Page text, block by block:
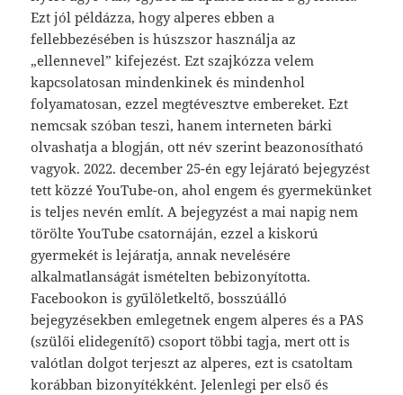
Ezt jól példázza, hogy alperes ebben a
fellebbezésében is húszszor használja az
„ellennevel” kifejezést. Ezt szajkózza velem
kapcsolatosan mindenkinek és mindenhol
folyamatosan, ezzel megtévesztve embereket. Ezt
nemcsak szóban teszi, hanem interneten bárki
olvashatja a blogján, ott név szerint beazonosítható
vagyok. 2022. december 25-én egy lejárató bejegyzést
tett közzé YouTube-on, ahol engem és gyermekünket
is teljes nevén említ. A bejegyzést a mai napig nem
törölte YouTube csatornáján, ezzel a kiskorú
gyermekét is lejáratja, annak nevelésére
alkalmatlanságát ismételten bebizonyította.
Facebookon is gyűlöletkeltő, bosszúálló
bejegyzésekben emlegetnek engem alperes és a PAS
(szülői elidegenítő) csoport többi tagja, mert ott is
valótlan dolgot terjeszt az alperes, ezt is csatoltam
korábban bizonyítékként. Jelenlegi per első és